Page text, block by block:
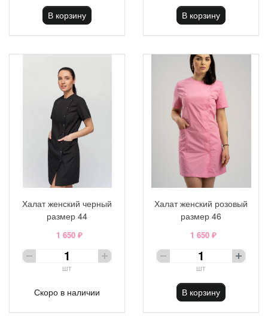
В корзину В корзину
Халат женский черный
размер 44
1 650 ₽
шт
Скоро в наличии
Халат женский розовый
размер 46
1 650 ₽
шт
В корзину